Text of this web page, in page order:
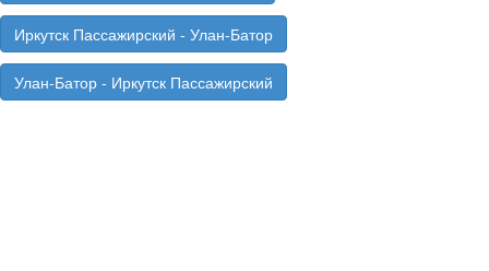
Иркутск Пассажирский - Улан-Батор
Улан-Батор - Иркутск Пассажирский